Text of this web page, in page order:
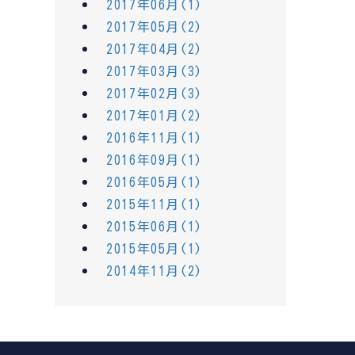
2017年06月(1)
2017年05月(2)
2017年04月(2)
2017年03月(3)
2017年02月(3)
2017年01月(2)
2016年11月(1)
2016年09月(1)
2016年05月(1)
2015年11月(1)
2015年06月(1)
2015年05月(1)
2014年11月(2)